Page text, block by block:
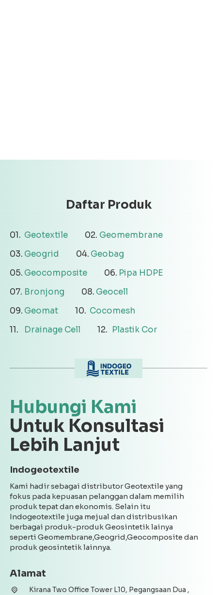
Daftar Produk
Geotextile
Geomembrane
Geogrid
Geobag
Geocomposite
Pipa HDPE
Bronjong
Geocell
Geomat
Cocomesh
Drainage Cell
Plastik Cor
Hubungi Kami
Untuk Konsultasi
Lebih Lanjut
Indogeotextile
Kami hadir sebagai distributor Geotextile yang
fokus pada kepuasan pelanggan dalam memilih
produk tepat dan ekonomis. Selain itu
Indogeotextile juga mejual dan distribusikan
berbagai produk-produk Geosintetik lainya
seperti Geomembrane,Geogrid,Geocomposite dan
produk geosintetik lainnya.
Alamat
Kirana Two Office Tower L10, Pegangsaan Dua ,